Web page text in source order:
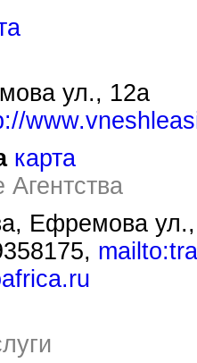
ул., 12а
карта
Агентства
Ефремова